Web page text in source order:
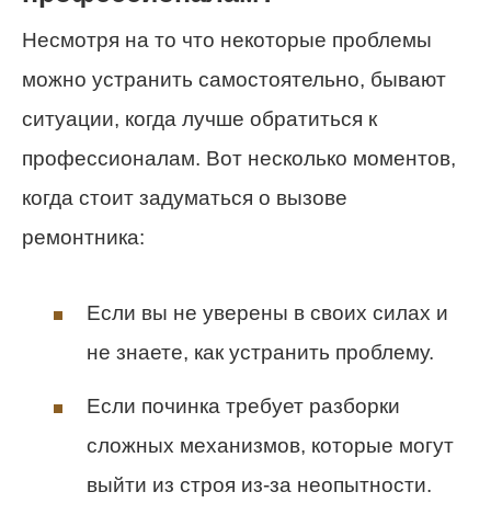
Несмотря на то что некоторые проблемы
можно устранить самостоятельно, бывают
ситуации, когда лучше обратиться к
профессионалам. Вот несколько моментов,
когда стоит задуматься о вызове
ремонтника:
Если вы не уверены в своих силах и
не знаете, как устранить проблему.
Если починка требует разборки
сложных механизмов, которые могут
выйти из строя из-за неопытности.